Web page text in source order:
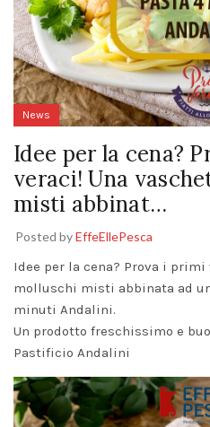
News
Idee per la cena?
veraci! Una
misti abbinat…
Posted byEffeEllePesca
Idee per la cena? Prova i
molluschi misti abbinata ad
minuti Andalini.
Un prodotto freschissimo e
Pastificio Andalini